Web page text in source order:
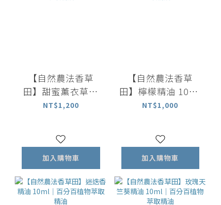
【自然農法香草
田】甜蜜薰衣草精
油 10ml｜百分百植
NT$1,200
加入購物車
【自然農法香草
田】檸檬精油 10ml
｜百分百整顆檸檬
NT$1,000
加入購物車